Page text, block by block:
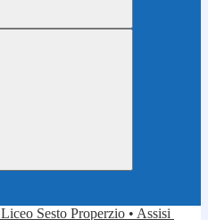
Liceo Sesto Properzio • Assisi